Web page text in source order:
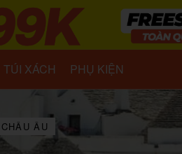
TÚI XÁCH PHỤ KIỆN
ÂU